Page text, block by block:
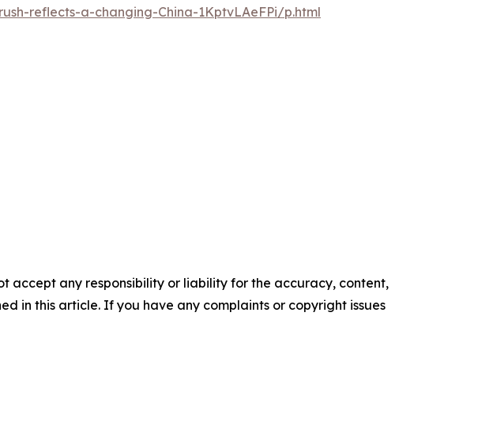
reflects-a-changing-China-1KptvLAeFPi/p.html
accept any responsibility or liability for the accuracy, content,
in this article. If you have any complaints or copyright issues